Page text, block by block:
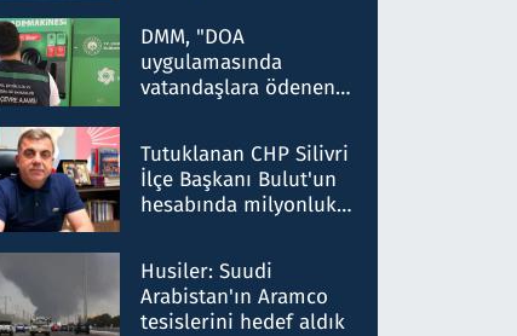
DMM, "DOA
uygulamasında
vatandaşlara ödenen
düşürüldüğü" iddiasını
yalanladı
Tutuklanan CHP Silivri
İlçe Başkanı Bulut'un
hesabında milyonluk
talimat verdi, ben
gönderdim
Husiler: Suudi
Arabistan'ın Aramco
tesislerini hedef aldık